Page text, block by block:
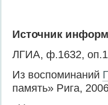
Источник
ЛГИА, ф.1632,
Из воспоминаний
память» Рига,